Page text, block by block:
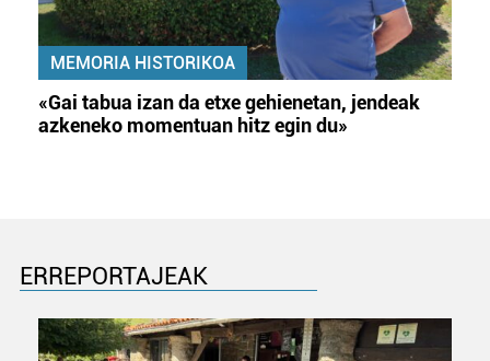
MEMORIA HISTORIKOA
«Gai tabua izan da etxe gehienetan, jendeak
azkeneko momentuan hitz egin du»
ERREPORTAJEAK